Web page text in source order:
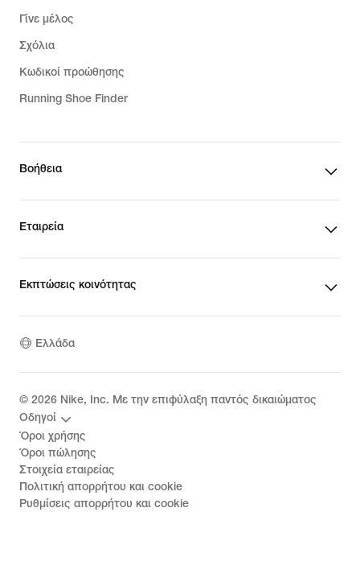
Γίνε μέλος
Σχόλια
Κωδικοί προώθησης
Running Shoe Finder
Βοήθεια
Εταιρεία
Εκπτώσεις κοινότητας
Ελλάδα
© 2026 Nike, Inc. Με την επιφύλαξη παντός δικαιώματος
Οδηγοί
Όροι χρήσης
Όροι πώλησης
Στοιχεία εταιρείας
Πολιτική απορρήτου και cookie
Ρυθμίσεις απορρήτου και cookie